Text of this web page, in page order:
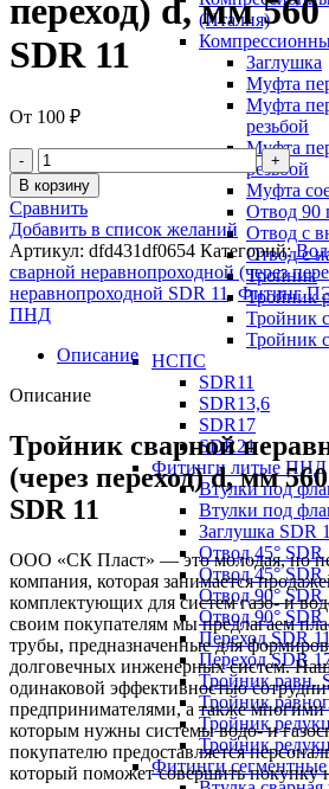
(Италия)
Заглушка
Муфта
Муфта
резьбой
Муфта
резьбой
Муфта
Отвод 90
Отвод с
Отвод с
Тройник
Тройник
Тройник
Тройник
НСПС
SDR11
SDR13,6
SDR17
SDR21
Фитинги литые ПНД
Втулки под
Втулки под
Заглушка SDR
Отвод 45° SDR
Отвод 45° SDR
Отвод 90° SDR
Отвод 90° SDR
Переход SDR
Переход SDR
Тройник равн.
Тройник
Тройник
Тройник
Фитинги
переход) d, мм 560
SDR 11
От 100 ₽
В корзину
Сравнить
Добавить в список желаний
Артикул: dfd431df0654 Категорий:
сварной неравнопроходной (через
неравнопроходной SDR 11, Фитинг
ПНД
Описание
Описание
Тройник сварной
(через переход) d, мм
SDR 11
ООО «СК Пласт» — это молодая, но
компания, которая занимается
комплектующих для систем газо- и
своим покупателям мы предлагаем
трубы, предназначенные для
долговечных инженерных систем.
одинаковой эффективностью
предпринимателями, а также
которым нужны системы водо- и
покупателю предоставляется
который поможет совершить покупку